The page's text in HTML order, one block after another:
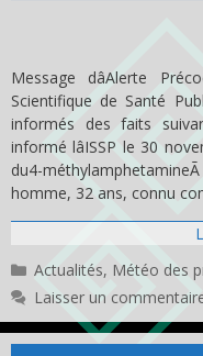
Message dâAlerte
Scientifique de Santé
informés des faits
informé lâISSP le 30
du4-
homme, 32 ans, connu
Catégories
Actualités, Météo des
Laisser un